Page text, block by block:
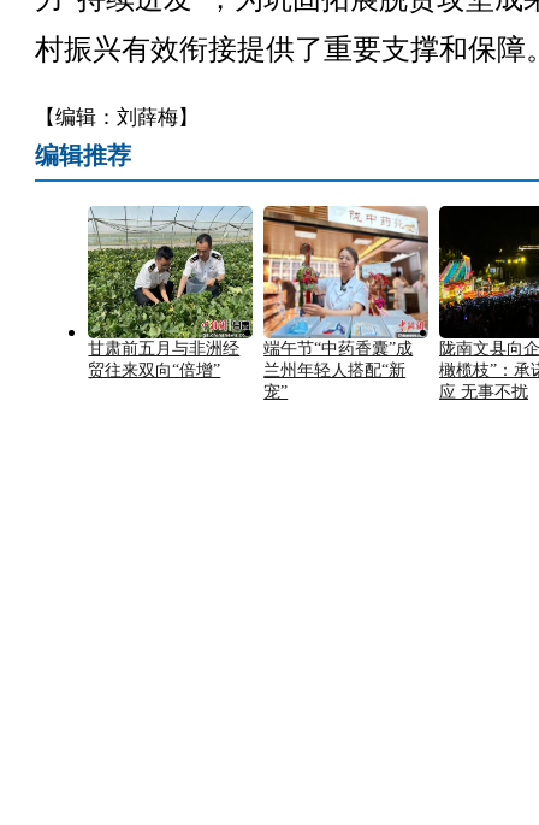
村振兴有效衔接提供了重要支撑和保障
【编辑：刘薛梅】
编辑推荐
甘肃前五月与非洲经
贸往来双向“倍增”
端午节“中药香囊”成
兰州年轻人搭配“新
宠”
陇南文县向
橄榄枝”：承
应 无事不扰